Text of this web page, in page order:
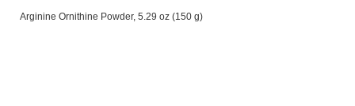
Arginine Ornithine Powder, 5.29 oz (150 g)